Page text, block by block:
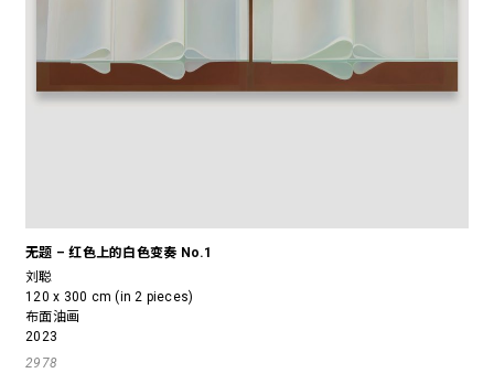
无题 – 红色上的白色变奏 No.1
刘聪
120 x 300 cm (in 2 pieces)
布面油画
2023
2978